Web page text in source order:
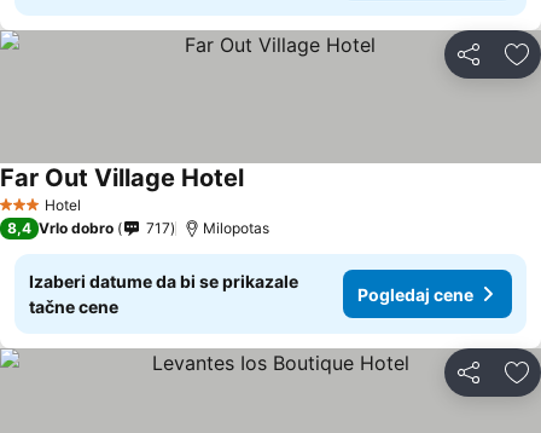
Deli
3 Zvezdice
Hotel
Far Out Village Hotel
8,4 Vrlo dobro 717 Milopotas
Izaberi datume da bi se prikazale
tačne cene
Pogledaj cene
Deli